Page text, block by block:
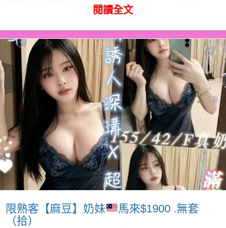
閱讀全文
限熟客【麻豆】奶妹
馬來$1900 .無套
（拾）